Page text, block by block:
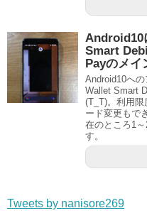
Android10
Smart
Payのメイ
Android10へ
Wallet Smart
(T_T)。利用
ード変更もで
在のところ1
す。
Tweets by nanisore269